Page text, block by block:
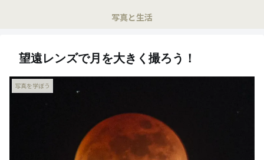
写真と生活
望遠レンズで月を大きく撮ろう！
写真を学ぼう